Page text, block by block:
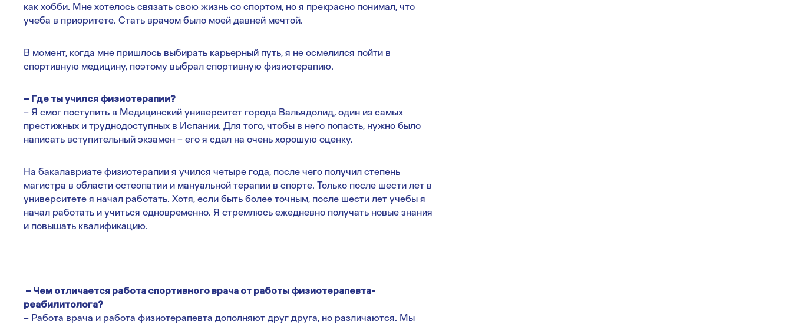
как хобби. Мне хотелось связать свою жизнь со спортом, но я прекрасно понимал, что
учеба в приоритете. Стать врачом было моей давней мечтой.
В момент, когда мне пришлось выбирать карьерный путь, я не осмелился пойти в
спортивную медицину, поэтому выбрал спортивную физиотерапию.
– Где ты учился физиотерапии?
– Я смог поступить в Медицинский университет города Вальядолид, один из самых
престижных и труднодоступных в Испании. Для того, чтобы в него попасть, нужно было
написать вступительный экзамен – его я сдал на очень хорошую оценку.
На бакалавриате физиотерапии я учился четыре года, после чего получил степень
магистра в области остеопатии и мануальной терапии в спорте. Только после шести лет в
университете я начал работать. Хотя, если быть более точным, после шести лет учебы я
начал работать и учиться одновременно. Я стремлюсь ежедневно получать новые знания
и повышать квалификацию.
– Чем отличается работа спортивного врача от работы физиотерапевта-
реабилитолога?
– Работа врача и работа физиотерапевта дополняют друг друга, но различаются. Мы